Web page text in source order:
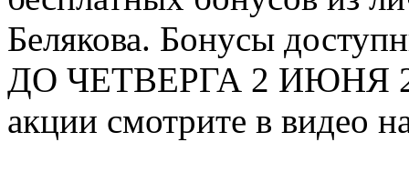
Белякова. Бонусы
ДО ЧЕТВЕРГА 2 ИЮНЯ
акции смотрите в видео